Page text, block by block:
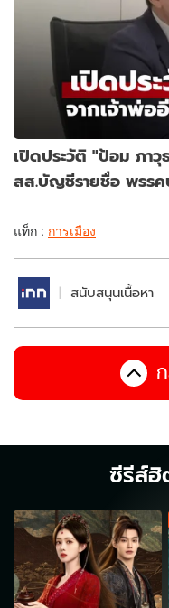
เปิดประวัติ "ป้อม ภาวุ
สส.บัญชีรายชื่อ พรรค
แท็ก : การเมือง
สนับสนุนเนื้อหา
ซีรีส์ฮิ